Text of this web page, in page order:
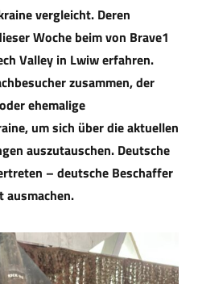
vergleicht. Deren
Woche beim von Brave1
Valley in Lwiw erfahren.
zusammen, der
ehemalige
um sich über die aktuellen
auszutauschen. Deutsche
– deutsche Beschaffer
ausmachen.